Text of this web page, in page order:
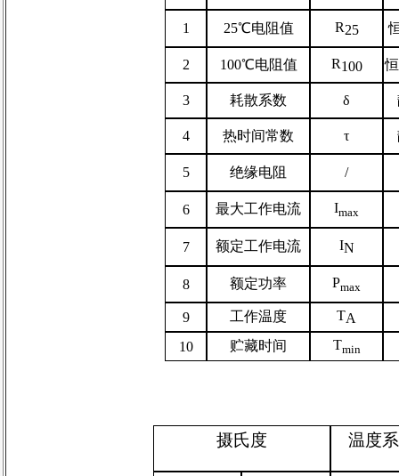
1 25℃电阻值 R25
2 100℃电阻值 R100
3 耗散系数 δ
4 热时间常数 τ
5 绝缘电阻 /
6 最大工作电流 Imax
7 额定工作电流 IN
8 额定功率 Pmax
9 工作温度 TA
10
贮藏时间 Tmin
摄氏度 温度